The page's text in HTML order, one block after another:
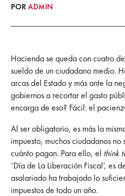
PORADMIN
Hacienda se queda con cuatro
sueldo de un ciudadano medio.
arcas del Estado y más ante la
gobiernos a recortar el gasto
encarga de eso? Fácil: el
Al ser obligatorio, es más la
impuesto, muchos ciudadanos no
cuánto pagan. Para ello, el think
‘Día de La Liberación Fiscal’, es
asalariado ha trabajado lo
impuestos de todo un año.